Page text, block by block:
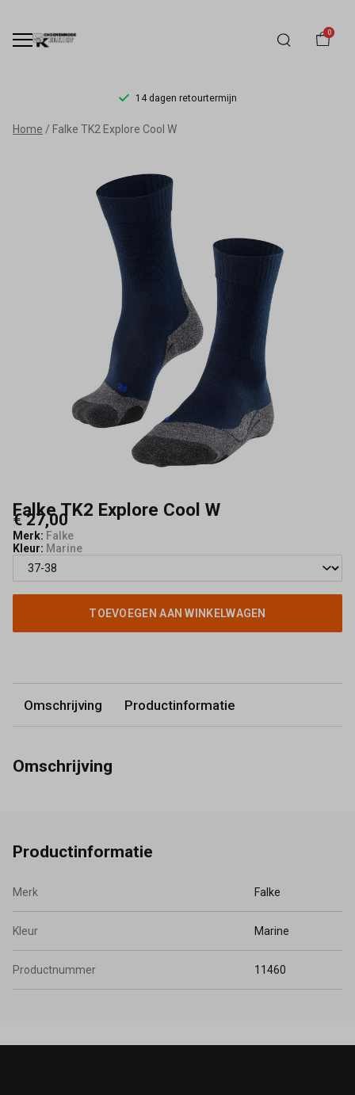
0
14 dagen retourtermijn
Falke
Explore
Schoenmode
Kerkhof
Home Falke TK2 Explore Cool W
Falke TK2 Explore Cool W
€ 27,00
Merk: Falke
Kleur: Marine
TOEVOEGEN AAN WINKELWAGEN
Omschrijving Productinformatie
Omschrijving
Productinformatie
Merk Falke
Kleur Marine
Productnummer 11460